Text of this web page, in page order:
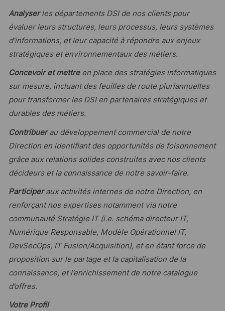
Analyser les départements DSI de nos clients pour
évaluer leurs structures, leurs processus, leurs systèmes
d’informations, et leur capacité à répondre aux enjeux
stratégiques et environnementaux des métiers.
Concevoir et mettre en place des stratégies informatiques
sur mesure, incluant des feuilles de route pluriannuelles
pour transformer les DSI en partenaires stratégiques et
durables des métiers.
Contribuer au développement commercial de notre
Direction en identifiant des opportunités de foisonnement
grâce aux relations solides construites avec nos clients
décideurs et la connaissance de notre savoir-faire.
Participer aux activités internes de notre Direction, en
renforçant nos expertises notamment via notre
communauté Stratégie IT (i.e. schéma directeur IT,
Numérique Responsable, Modèle Opérationnel IT,
DevSecOps, IT Fusion/Acquisition), et en étant force de
proposition sur le partage et la capitalisation de la
connaissance, et l’enrichissement de notre catalogue
d’offres.
Votre Profil